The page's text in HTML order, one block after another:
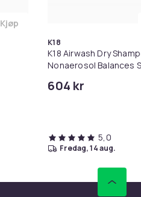
Legg Toppik - 27,5g - Dark
Kjøp
K18
K18 Airwash Dry
Nonaerosol Balances
604 kr
5,0
fredag, 14 aug.